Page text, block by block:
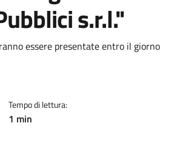
s.r.l."
notizia
essere presentate entro il giorno
Tempo di lettura:
1 min